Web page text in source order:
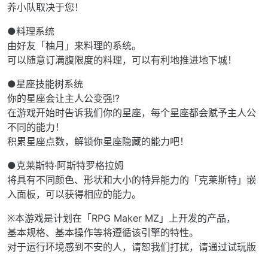
养小队取决于您！
●料理系统
由好友「柚月」来料理的系统。
可以随意订满腹限度的料理，可以有利地推进地下城！
●星座技能树系统
你的星座会让主人公变强!?
在游戏开始时告诉我们你的星座，每个星座都会赋予主人公
不同的能力！
积累星座点数，解锁你星座隐藏的能力吧！
●克莱斯特·阿斯特罗格拉姆
将具有不同颜色、形状和大小的特异能力的「克莱斯特」嵌
入面板，可以获得相应的能力。
※本游戏是计划在「RPG Maker MZ」上开发的产品，
基本规格、基本操作等将遵循该引擎的特性。
对于运行环境感到不安的人，请恕我们打扰，请通过试玩版